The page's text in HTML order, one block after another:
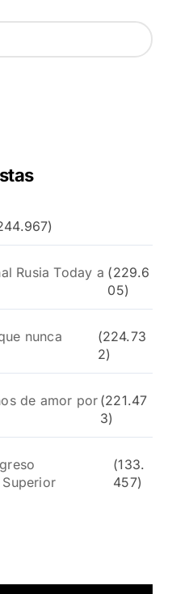
Rusia Today a (229.6
05)
nunca
(224.73
2)
de amor por (221.47
3)
(133.
457)